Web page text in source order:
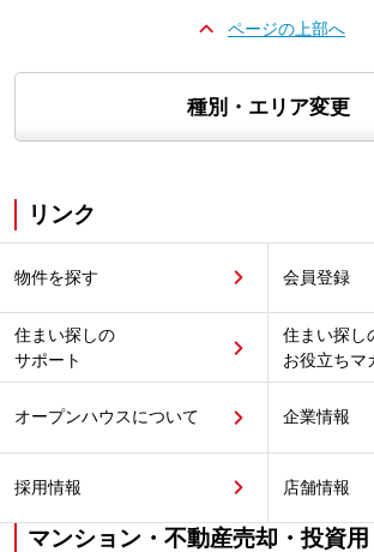
ページの上部へ
種別・エリア変更
リンク
物件を探す 会員登録
住まい探しの
サポート
住まい探し
お役立ちマ
オープンハウスについて 企業情報
採用情報 店舗情報
マンション・不動産売却・投資